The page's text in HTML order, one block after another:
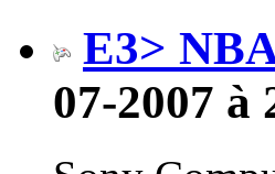
E3>
07-2007 à